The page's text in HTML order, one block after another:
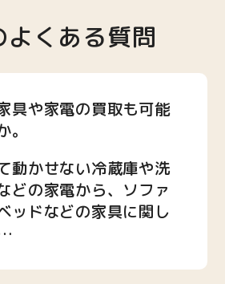
よくある質問
具や家電の買取も可能
。
動かせない冷蔵庫や洗
どの家電から、ソファ
ッドなどの家具に関し